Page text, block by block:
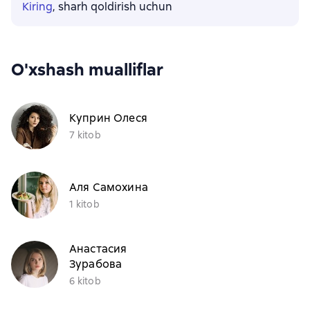
Kiring, sharh qoldirish uchun
O'xshash mualliflar
Куприн Олеся
7 kitob
Аля Самохина
1 kitob
Анастасия
Зурабова
6 kitob